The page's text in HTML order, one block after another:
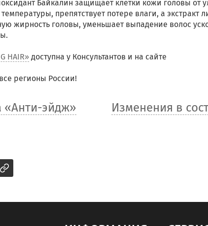
Байкалин защищает клетки кожи головы от
препятствует потере влаги, а экстракт
жирность головы, уменьшает выпадение волос
HAIR» доступна у Консультантов и на сайте
регионы России!
«Анти-эйдж»
Изменения в